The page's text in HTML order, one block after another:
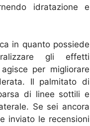
idratazione e
in quanto possiede
gli effetti
per migliorare
Il palmitato di
di linee sottili e
Se sei ancora
inviato le recensioni